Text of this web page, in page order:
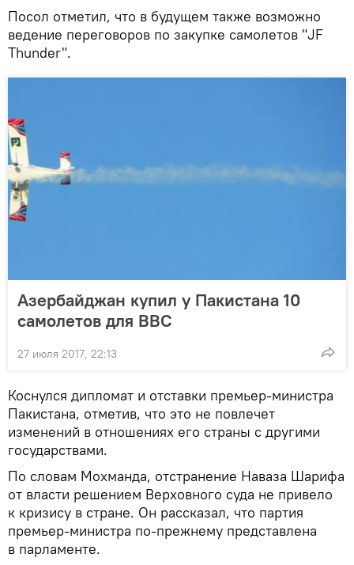
Посол отметил, что в будущем также возможно
ведение переговоров по закупке самолетов "JF
Thunder".
Азербайджан купил у Пакистана 10
самолетов для ВВС
27 июля 2017, 22:13
Коснулся дипломат и отставки премьер-министра
Пакистана, отметив, что это не повлечет
изменений в отношениях его страны с другими
государствами.
По словам Мохманда, отстранение Наваза Шарифа
от власти решением Верховного суда не привело
к кризису в стране. Он рассказал, что партия
премьер-министра по-прежнему представлена
в парламенте.